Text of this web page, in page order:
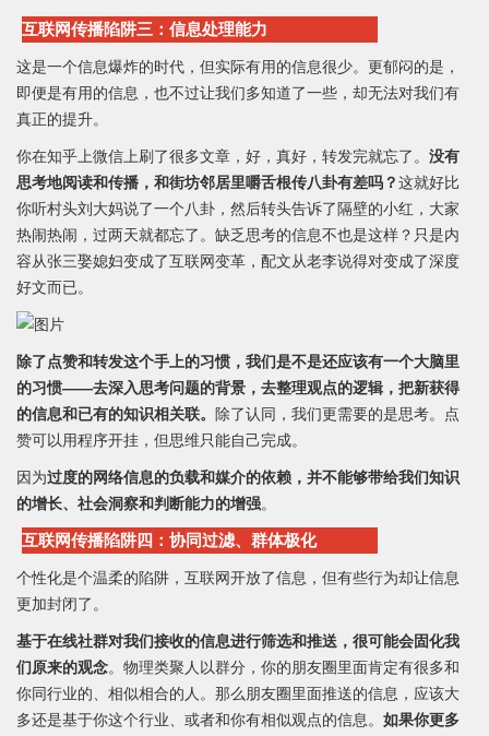
互联网传播陷阱三：信息处理能力
这是一个信息爆炸的时代，但实际有用的信息很少。更郁闷的是，
即便是有用的信息，也不过让我们多知道了一些，却无法对我们有
真正的提升。
你在知乎上微信上刷了很多文章，好，真好，转发完就忘了。 没有
思考地阅读和传播，和街坊邻居里嚼舌根传八卦有差吗？这就好比
你听村头刘大妈说了一个八卦，然后转头告诉了隔壁的小红，大家
热闹热闹，过两天就都忘了。缺乏思考的信息不也是这样？只是内
容从张三娶媳妇变成了互联网变革，配文从老李说得对变成了深度
好文而已。
除了点赞和转发这个手上的习惯，我们是不是还应该有一个大脑里
的习惯——去深入思考问题的背景，去整理观点的逻辑，把新获得
的信息和已有的知识相关联。
除了认同，我们更需要的是思考。点
赞可以用程序开挂，但思维只能自己完成。
因为过度的网络信息的负载和媒介的依赖，并不能够带给我们知识
的增长、社会洞察和判断能力的增强。
互联网传播陷阱四：协同过滤、群体极化
个性化是个温柔的陷阱，互联网开放了信息，但有些行为却让信息
更加封闭了。
基于在线社群对我们接收的信息进行筛选和推送，很可能会固化我
们原来的观念。物理类聚人以群分，你的朋友圈里面肯定有很多和
你同行业的、相似相合的人。那么朋友圈里面推送的信息，应该大
多还是基于你这个行业、或者和你有相似观点的信息。 如果你更多